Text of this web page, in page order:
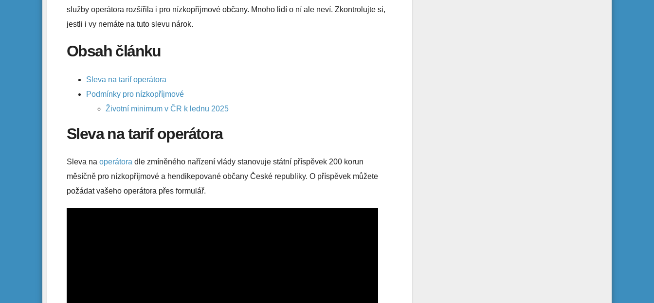
služby operátora rozšířila i pro nízkopříjmové občany. Mnoho lidí o ní ale neví. Zkontrolujte si,
jestli i vy nemáte na tuto slevu nárok.
Obsah článku
Sleva na tarif operátora
Podmínky pro nízkopříjmové
Životní minimum v ČR k lednu 2025
Sleva na tarif operátora
Sleva na operátora dle zmíněného nařízení vlády stanovuje státní příspěvek 200 korun
měsíčně pro nízkopříjmové a hendikepované občany České republiky. O příspěvek můžete
požádat vašeho operátora přes formulář.